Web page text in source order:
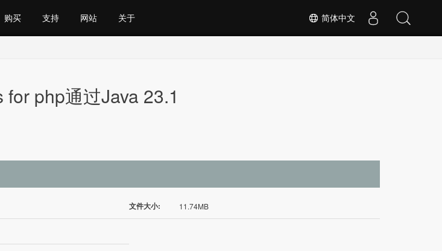
简体中文
购买 支持 网站 关于
php通过Java 23.1
文件大小: 11.74MB